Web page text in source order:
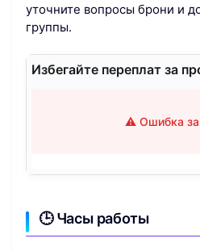
уточните вопросы брони и
группы.
Избегайте переплат за
⚠️ Ошибка
🕒 Часы работы